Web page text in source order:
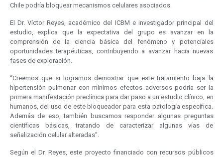
Chile podría bloquear mecanismos celulares asociados.
El Dr. Víctor Reyes, académico del ICBM e investigador principal del
estudio, explica que la expectativa del grupo es avanzar en la
comprensión de la ciencia básica del fenómeno y potenciales
oportunidades terapéuticas, contribuyendo a avanzar hacia nuevas
fases de exploración.
“Creemos que si logramos demostrar que este tratamiento baja la
hipertensión pulmonar con mínimos efectos adversos podría ser la
primera manifestación preclínica para dar paso a un estudio clínico, en
humanos, del uso de este bloqueador para esta patología específica.
Además de eso, también buscamos responder algunas preguntas
científicas básicas, tratando de caracterizar algunas vías de
señalización celular alteradas”.
Según el Dr. Reyes, este proyecto financiado con recursos públicos